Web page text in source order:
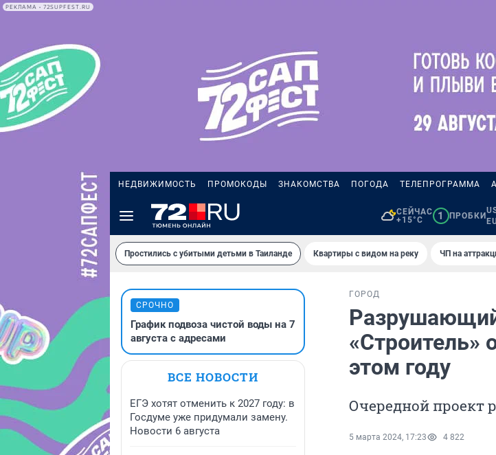
РЕКЛАМА • 72SUPFEST.RU
НЕДВИЖИМОСТЬ ПРОМОКОДЫ ЗНАКОМСТВА ПОГОДА ТЕЛЕПРОГРАММА
СЕЙЧАС
+15°C
1 ПРОБКИ
Простились с убитыми детьми в Таиланде Квартиры с видом на реку ЧП на
СРОЧНО
График подвоза чистой воды на 7
августа с адресами
ВСЕ НОВОСТИ
ЕГЭ хотят отменить к 2027 году: в
Госдуме уже придумали замену.
Новости 6 августа
ГОРОД
«Строитель»
этом году
Очередной проект
5 марта 2024, 17:23 4 822